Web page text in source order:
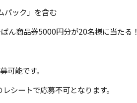
ック」を含む
品券5000円分が20名様に当たる！
能です。
トで応募不可となります。